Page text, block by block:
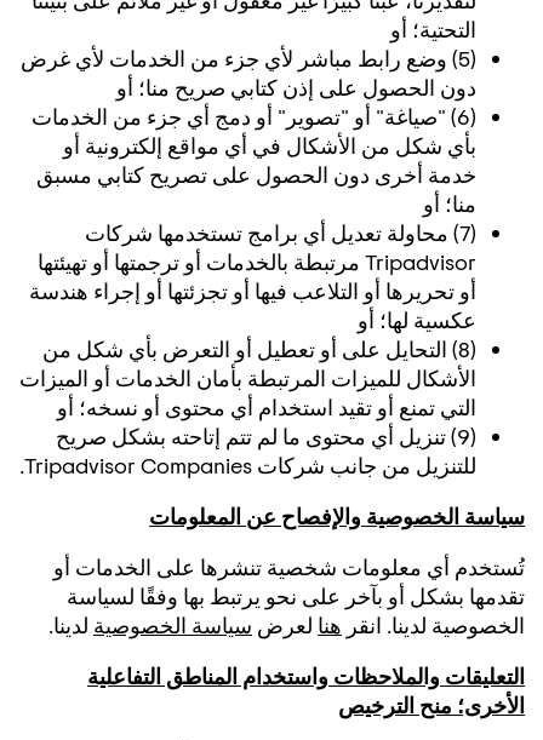
التحتية؛ أو
(5) وضع رابط مباشر لأي جزء من الخدمات لأي غرض
دون الحصول على إذن كتابي صريح منا؛ أو
(6) "صياغة" أو "تصوير" أو دمج أي جزء من الخدمات
بأي شكل من الأشكال في أي مواقع إلكترونية أو
خدمة أخرى دون الحصول على تصريح كتابي مسبق
منا؛ أو
(7) محاولة تعديل أي برامج تستخدمها شركات
Tripadvisor مرتبطة بالخدمات أو ترجمتها أو تهيئتها
أو تحريرها أو التلاعب فيها أو تجزئتها أو إجراء هندسة
عكسية لها؛ أو
(8) التحايل على أو تعطيل أو التعرض بأي شكل من
الأشكال للميزات المرتبطة بأمان الخدمات أو الميزات
التي تمنع أو تقيد استخدام أي محتوى أو نسخه؛ أو
(9) تنزيل أي محتوى ما لم تتم إتاحته بشكل صريح
للتنزيل من جانب شركات Tripadvisor Companies.
سياسة الخصوصية والإفصاح عن المعلومات
تُستخدم أي معلومات شخصية تنشرها على الخدمات أو
تقدمها بشكل أو بآخر على نحو يرتبط بها وفقًا لسياسة
الخصوصية لدينا. انقر هنا لعرض سياسة الخصوصية لدينا.
التعليقات والملاحظات واستخدام المناطق التفاعلية
الأخرى؛ منح الترخيص